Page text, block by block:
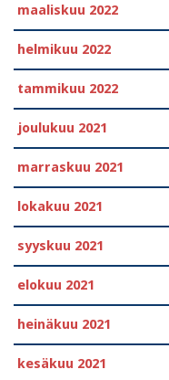
maaliskuu 2022
helmikuu 2022
tammikuu 2022
joulukuu 2021
marraskuu 2021
lokakuu 2021
syyskuu 2021
elokuu 2021
heinäkuu 2021
kesäkuu 2021